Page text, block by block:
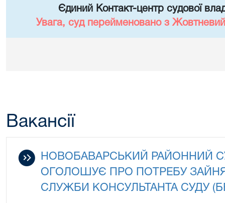
Єдиний Контакт-центр судової
Увага, суд перейменовано з
Вакансії
НОВОБАВАРСЬКИЙ РАЙОННИЙ
ОГОЛОШУЄ ПРО ПОТРЕБУ
СЛУЖБИ КОНСУЛЬТАНТА СУДУ